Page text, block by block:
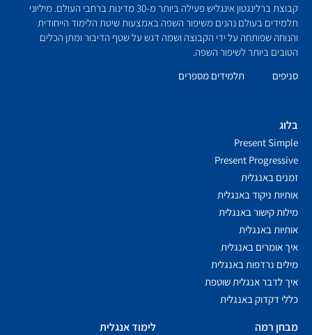
קבוצת ברלינגטון אינגליש פעילה ביותר מ-30 מדינות ברחבי העולם. מיליוני
תלמידים בעולם נהנים משיפור השפה באמצעות שיטת הלימוד הייחודית
והנוחה שפותחה על ידי הקבוצה ושמה דגש על שטף הדיבור ומתן הכלים
הטובים ביותר לשיפור השפה.
סניפים
תלמידים מספרים
לימוד אנגלית מבחן רמה
בלוג
Present Simple
Present Progressive
זמנים באנגלית
אותיות ניקוד באנגלית
מילות קישור באנגלית
אותיות באנגלית
איך אומרים באנגלית
מילים נרדפות באנגלית
איך לדבר אנגלית שוטפת
כללי דקדוק באנגלית